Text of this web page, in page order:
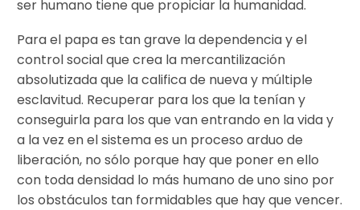
ser humano tiene que propiciar la humanidad.
Para el papa es tan grave la dependencia y el
control social que crea la mercantilización
absolutizada que la califica de nueva y múltiple
esclavitud. Recuperar para los que la tenían y
conseguirla para los que van entrando en la vida y
a la vez en el sistema es un proceso arduo de
liberación, no sólo porque hay que poner en ello
con toda densidad lo más humano de uno sino por
los obstáculos tan formidables que hay que vencer.